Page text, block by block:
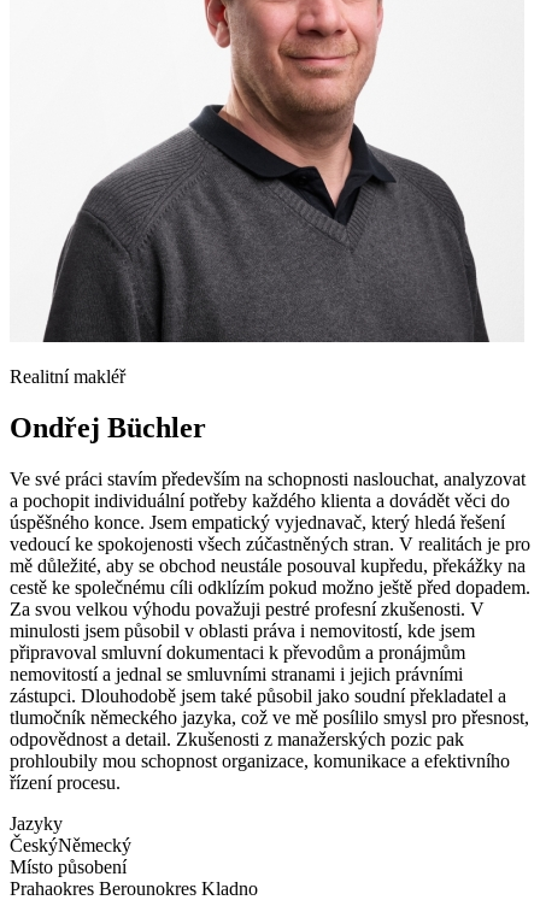
Realitní makléř
Ondřej Büchler
Ve své práci stavím především na schopnosti naslouchat, analyzovat
a pochopit individuální potřeby každého klienta a dovádět věci do
úspěšného konce. Jsem empatický vyjednavač, který hledá řešení
vedoucí ke spokojenosti všech zúčastněných stran. V realitách je pro
mě důležité, aby se obchod neustále posouval kupředu, překážky na
cestě ke společnému cíli odklízím pokud možno ještě před dopadem.
Za svou velkou výhodu považuji pestré profesní zkušenosti. V
minulosti jsem působil v oblasti práva i nemovitostí, kde jsem
připravoval smluvní dokumentaci k převodům a pronájmům
nemovitostí a jednal se smluvními stranami i jejich právními
zástupci. Dlouhodobě jsem také působil jako soudní překladatel a
tlumočník německého jazyka, což ve mě posílilo smysl pro přesnost,
odpovědnost a detail. Zkušenosti z manažerských pozic pak
prohloubily mou schopnost organizace, komunikace a efektivního
řízení procesu.
Jazyky
ČeskýNěmecký
Místo působení
Prahaokres Berounokres Kladno